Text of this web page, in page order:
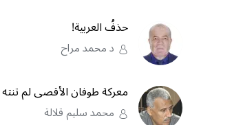
حذفُ العربية!
د محمد مراح
معركة طوفان الأقصى لم
محمد سليم قلالة